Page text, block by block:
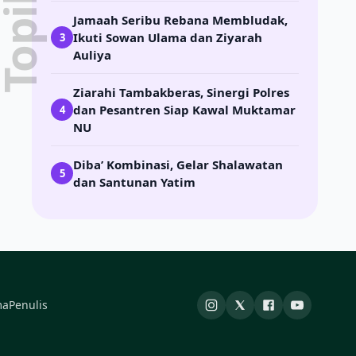
3
Jamaah Seribu Rebana Membludak,
Ikuti Sowan Ulama dan Ziyarah
Auliya
4
Ziarahi Tambakberas, Sinergi Polres
dan Pesantren Siap Kawal Muktamar
NU
5
Diba’ Kombinasi, Gelar Shalawatan
dan Santunan Yatim
Penulis Instagram
X FacebookYouTube